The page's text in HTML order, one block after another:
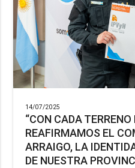
14/07/2025
“CON CADA
REAFIRMAMOS EL
ARRAIGO, LA
DE NUESTRA